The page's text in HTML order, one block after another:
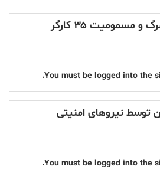
فقدان ایمنی کار به مرگ و مسمومیت ۳۵ کارگر
You must be logged into the
توسط نیروهای امنیتی
You must be logged into the